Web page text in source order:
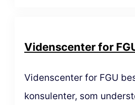
Videnscenter for
Videnscenter for FGU
konsulenter, som